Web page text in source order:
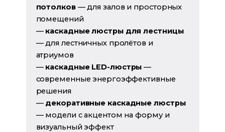
потолков— для залов и просторных
помещений
— каскадные люстры для лестницы
— для лестничных пролётов и
атриумов
— каскадные LED-люстры —
современные энергоэффективные
решения
— декоративные каскадные люстры
— модели с акцентом на форму и
визуальный эффект